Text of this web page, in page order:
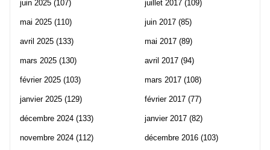
juin 2025 (107)
mai 2025 (110)
avril 2025 (133)
mars 2025 (130)
février 2025 (103)
janvier 2025 (129)
décembre 2024 (133)
novembre 2024 (112)
juillet 2017 (109)
juin 2017 (85)
mai 2017 (89)
avril 2017 (94)
mars 2017 (108)
février 2017 (77)
janvier 2017 (82)
décembre 2016 (103)